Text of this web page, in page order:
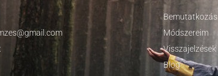
Bemutatkozás
Módszereim
Visszajelzések
Blog